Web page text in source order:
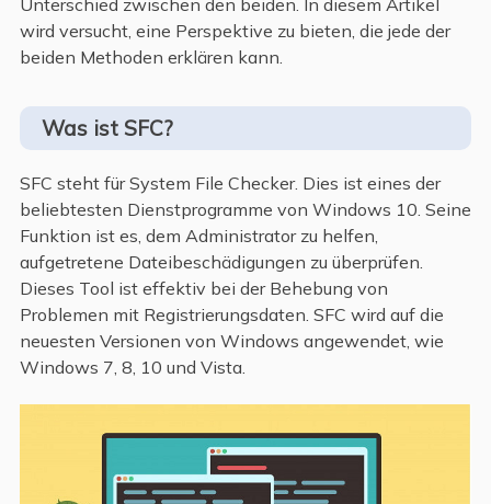
Unterschied zwischen den beiden. In diesem Artikel
wird versucht, eine Perspektive zu bieten, die jede der
beiden Methoden erklären kann.
Was ist SFC?
SFC steht für System File Checker. Dies ist eines der
beliebtesten Dienstprogramme von Windows 10. Seine
Funktion ist es, dem Administrator zu helfen,
aufgetretene Dateibeschädigungen zu überprüfen.
Dieses Tool ist effektiv bei der Behebung von
Problemen mit Registrierungsdaten. SFC wird auf die
neuesten Versionen von Windows angewendet, wie
Windows 7, 8, 10 und Vista.